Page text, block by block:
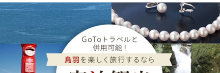
宿泊券 K-2-10宿泊観光周遊券
旅行・宿泊・体験 体験チケット K-2-10宿泊観光周遊券
TOP 旅行・宿泊・体験 体験チケット 食事券 K-2-10